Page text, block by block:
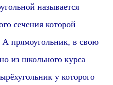
ной называется
сечения которой
Апрямоугольник, в свою
из школьного курса
у которого